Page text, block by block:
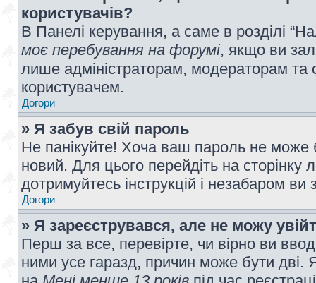
користувачів?
В Панелі керування, а саме в розділі
моє перебування на форумі, якщо ви
лише адміністраторам, модераторам
користувачем.
Догори
» Я забув свій пароль
Не панікуйте! Хоча ваш пароль не може
новий. Для цього перейдіть на сторінку
дотримуйтесь інструкцій і незабаром
Догори
» Я зареєструвався, але не можу
Перш за все, перевірте, чи вірно ви
ними усе гаразд, причин може бути дві.